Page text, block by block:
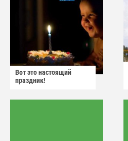
Вот это настоящий
праздник!